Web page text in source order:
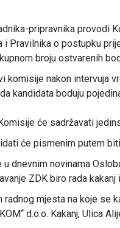
pripravnika provodi
Pravilnika o postupku
broju ostvarenih
komisije nakon intervuja
kandidata boduju
će sadržavati
će pismenim putem
dnevnim novinama
ZDK biro rada
radnog mjesta na koje se
d.o.o. Kakanj, Ulica